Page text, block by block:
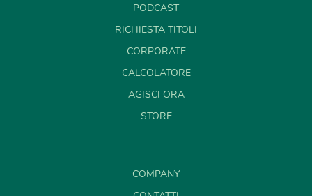
PODCAST
RICHIESTA TITOLI
CORPORATE
CALCOLATORE
AGISCI ORA
STORE
COMPANY